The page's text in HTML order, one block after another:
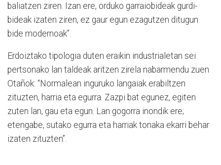
baliatzen ziren. Izan ere, orduko garraiobideak gurdi-
bideak izaten ziren, ez gaur egun ezagutzen ditugun
bide modernoak”.
Erdoiztako tipologia duten eraikin industrialetan sei
pertsonako lan taldeak aritzen zirela nabarmendu zuen
Otañok: “Normalean inguruko langaiak erabiltzen
zituzten, harria eta egurra. Zazpi bat egunez, egiten
zuten lan, gau eta egun. Lan gogorra inondik ere;
etengabe, sutako egurra eta harriak tonaka ekarri behar
izaten zituzten”.